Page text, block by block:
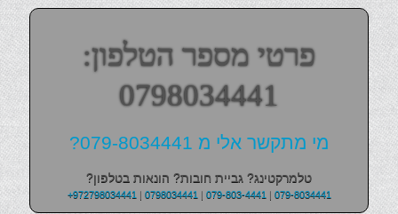
פרטי מספר הטלפון:
0798034441
מי מתקשר אלי מ 079-8034441?
טלמרקטינג? גביית חובות? הונאות בטלפון?
+972798034441| 0798034441| 079-803-4441| 079-8034441